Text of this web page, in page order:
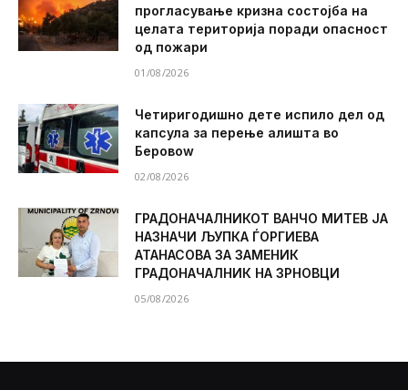
прогласување кризна состојба на
целата територија поради опасност
од пожари
01/08/2026
Четиригодишно дете испило дел од
капсула за перење алишта во
Беровоw
02/08/2026
ГРАДОНАЧАЛНИКОТ ВАНЧО МИТЕВ ЈА
НАЗНАЧИ ЉУПКА ЃОРГИЕВА
АТАНАСОВА ЗА ЗАМЕНИК
ГРАДОНАЧАЛНИК НА ЗРНОВЦИ
05/08/2026